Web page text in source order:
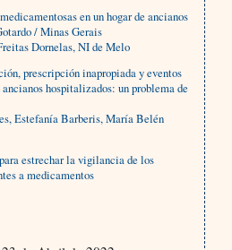
en un hogar de ancianos
/ Minas Gerais
Dornelas, NI de Melo
prescripción inapropiada y eventos
hospitalizados: un problema de
Estefanía Barberis, María Belén
estrechar la vigilancia de los
a medicamentos